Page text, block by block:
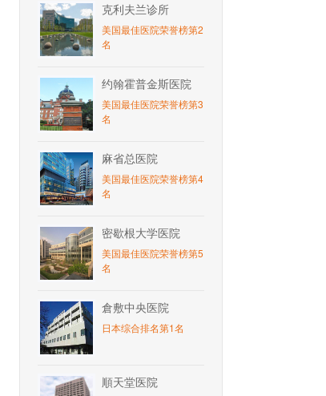
克利夫兰诊所
美国最佳医院荣誉榜第2
名
约翰霍普金斯医院
美国最佳医院荣誉榜第3
名
麻省总医院
美国最佳医院荣誉榜第4
名
密歇根大学医院
美国最佳医院荣誉榜第5
名
倉敷中央医院
日本综合排名第1名
順天堂医院